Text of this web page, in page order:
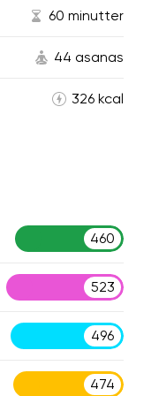
60 minutter
44 asanas
326 kcal
460
523
496
474